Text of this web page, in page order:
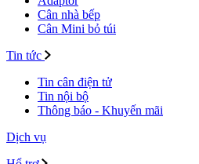
Cân nhà bếp
Cân Mini bỏ túi
Tin tức
Tin cân điện tử
Tin nội bộ
Thông báo - Khuyến mãi
Dịch vụ